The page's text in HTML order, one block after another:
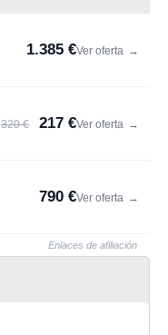
1.385 €Ver oferta →
320 € 217 €Ver oferta →
790 €Ver oferta →
Enlaces de afiliación